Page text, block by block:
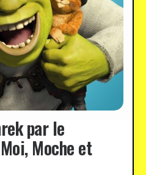
par le
Moche et